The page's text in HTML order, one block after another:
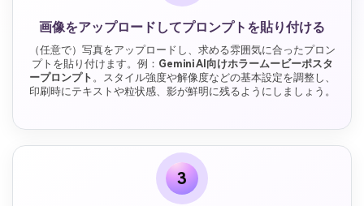
画像をアップロードしてプロンプトを貼り付ける
（任意で）写真をアップロードし、求める雰囲気に合ったプロン
プトを貼り付けます。例： Gemini AI向けホラームービーポスタ
ープロンプト 。スタイル強度や解像度などの基本設定を調整し、
印刷時にテキストや粒状感、影が鮮明に残るようにしましょう。
3